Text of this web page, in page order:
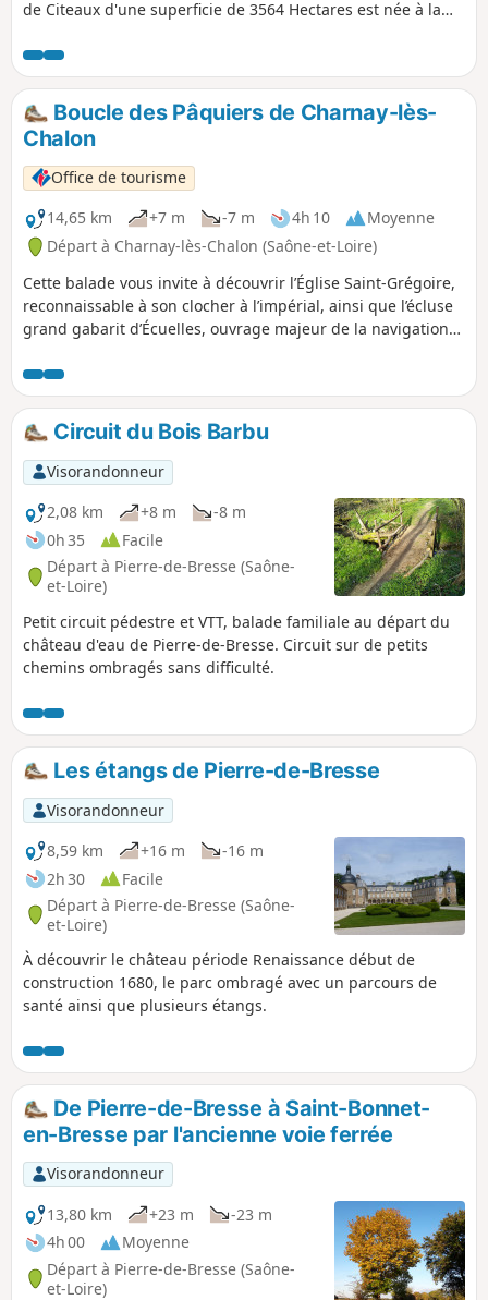
de Citeaux d'une superficie de 3564 Hectares est née à la
cisterciens. Il s'agit d'un ancien marécage assis sur les
premières terrasses du Val de Saône. Pour une promenade
dominicale en famille. Attention, sentiers disparus, voir les
avis, modifications en cours d'étude
Boucle des Pâquiers de Charnay-lès-
Chalon
Office de tourisme
14,65 km
+7 m -7 m 4h 10
Moyenne
Départ à Charnay-lès-Chalon (Saône-et-Loire)
Cette balade vous invite à découvrir l’Église Saint-Grégoire,
reconnaissable à son clocher à l’impérial, ainsi que l’écluse
grand gabarit d’Écuelles, ouvrage majeur de la navigation
Val de Saône, refuge du courlis cendré.
Circuit du Bois Barbu
Visorandonneur
2,08 km
+8 m
-8 m
0h 35
Facile
Départ à Pierre-de-Bresse (Saône-
et-Loire)
Petit circuit pédestre et VTT, balade familiale au départ du
château d'eau de Pierre-de-Bresse. Circuit sur de petits
chemins ombragés sans difficulté.
Les étangs de Pierre-de-Bresse
Visorandonneur
8,59 km
+16 m
-16 m
2h 30
Facile
Départ à Pierre-de-Bresse (Saône-
et-Loire)
À découvrir le château période Renaissance début de
construction 1680, le parc ombragé avec un parcours de
santé ainsi que plusieurs étangs.
De Pierre-de-Bresse à Saint-Bonnet-
en-Bresse par l'ancienne voie ferrée
Visorandonneur
13,80 km
+23 m
-23 m
4h 00
Moyenne
Départ à Pierre-de-Bresse (Saône-
et-Loire)